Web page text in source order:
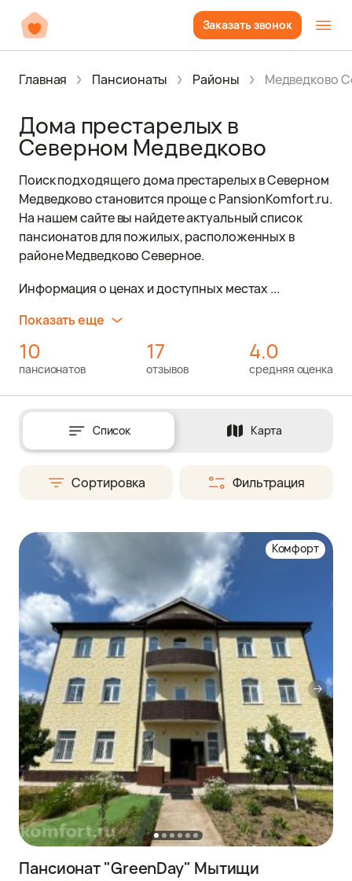
Заказать звонок
Главная Пансионаты Районы Медведково
Дома престарелых в
Северном Медведково
Поиск подходящего дома престарелых в Северном
Медведково становится проще с PansionKomfort.ru.
На нашем сайте вы найдете актуальный список
пансионатов для пожилых, расположенных в
районе Медведково Северное.
Информация о ценах и доступных местах ...
Показать еще
10
пансионатов
17
отзывов
4.0
средняя оценка
Сортировка Фильтрация
Список Карта
Комфорт
Пансионат "GreenDay" Мытищи